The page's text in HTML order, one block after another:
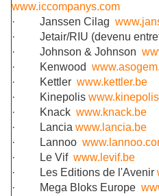
www.iccompanys.com
·
Janssen Cilag
·
Jetair/RIU (devenu
·
Johnson & Johnson
·
Kenwood
·
Kettler www.kettler.be
·
Kinepolis
·
Knack www.knack.be
·
Lancia www.lancia.be
·
Lannoo
·
Le Vif www.levif.be
·
Les Editions de l'Avenir
·
Mega Bloks Europe